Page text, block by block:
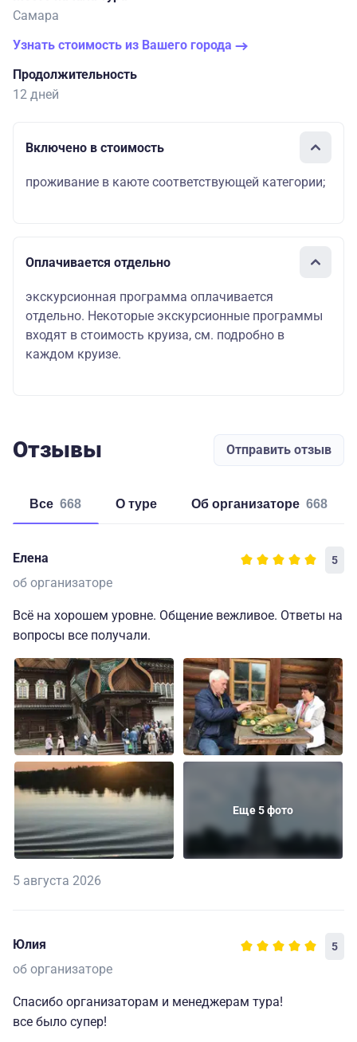
Самара
Узнать стоимость из Вашего города
Продолжительность
12 дней
Включено в стоимость
проживание в каюте соответствующей категории;
Оплачивается отдельно
экскурсионная программа оплачивается
отдельно. Некоторые экскурсионные программы
входят в стоимость круиза, см. подробно в
каждом круизе.
Отзывы Отправить отзыв
Все 668 о туре об организаторе 668
Елена 5
об организаторе
Всё на хорошем уровне. Общение вежливое. Ответы на
вопросы все получали.
Еще 5 фото
5 августа 2026
Юлия 5
об организаторе
Спасибо организаторам и менеджерам тура!
все было супер!